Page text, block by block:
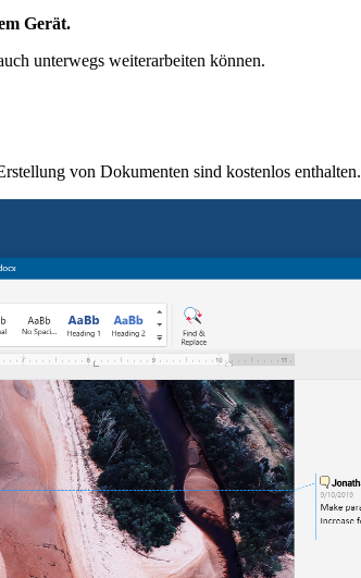
Gerät.
unterwegs weiterarbeiten können.
von Dokumenten sind kostenlos enthalten.